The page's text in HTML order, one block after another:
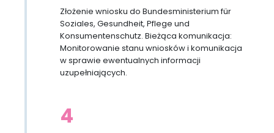
Złożenie wniosku do Bundesministerium für
Soziales, Gesundheit, Pflege und
Konsumentenschutz. Bieżąca komunikacja:
Monitorowanie stanu wniosków i komunikacja
w sprawie ewentualnych informacji
uzupełniających.
4